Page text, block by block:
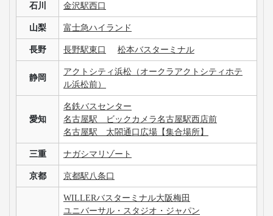
石川 金沢駅西口
山梨 富士急ハイランド
長野 長野駅東口 松本バスターミナル
静岡
アクトシティ浜松（オークラアクトシティホテ
ル浜松前）
愛知
名鉄バスセンター
名古屋駅 ビックカメラ名古屋駅西店前
名古屋駅 太閤通口広場【集合場所】
三重 ナガシマリゾート
京都 京都駅八条口
WILLERバスターミナル大阪梅田
ユニバーサル・スタジオ・ジャパン